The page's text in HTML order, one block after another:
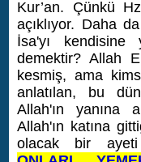
Kur’an. Çünkü
açıklıyor. Daha
İsa'yı
demektir? Allah
kesmiş, ama
anlatılan, bu
Allah'ın yanına
Allah'ın katına
olacak bir ayeti